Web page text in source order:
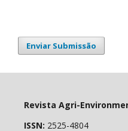
Enviar Submissão
Revista Agri-
ISSN: 2525-4804